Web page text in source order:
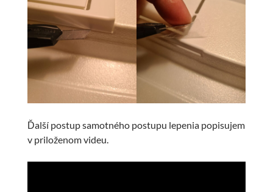
Ďalší postup samotného postupu lepenia popisujem
v priloženom videu.